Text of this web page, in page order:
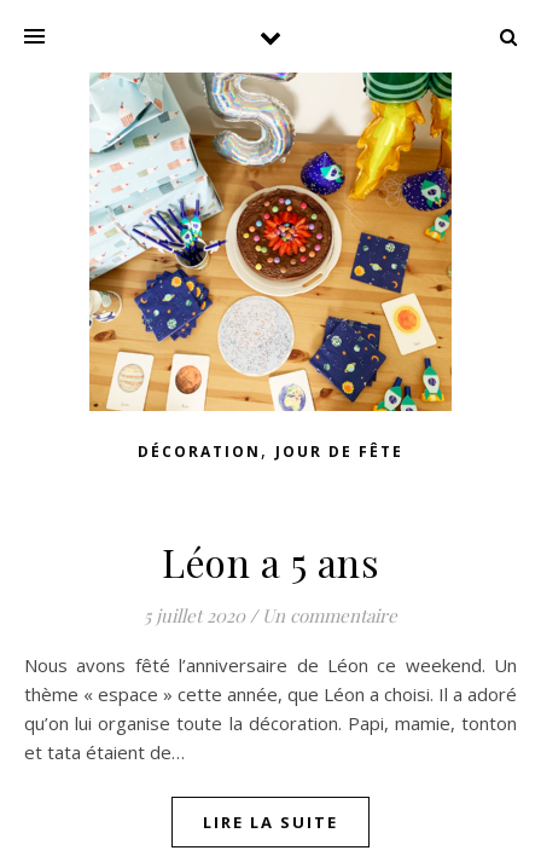
DÉCORATION , JOUR DE FÊTE
Léon a 5 ans
5 juillet 2020 / Un commentaire
Nous avons fêté l’anniversaire de Léon ce weekend. Un
thème « espace » cette année, que Léon a choisi. Il a adoré
qu’on lui organise toute la décoration. Papi, mamie, tonton
et tata étaient de…
LIRE LA SUITE